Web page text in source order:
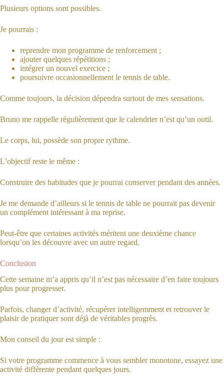
Plusieurs options sont possibles.
Je pourrais :
reprendre mon programme de renforcement ;
ajouter quelques répétitions ;
intégrer un nouvel exercice ;
poursuivre occasionnellement le tennis de table.
Comme toujours, la décision dépendra surtout de mes sensations.
Bruno me rappelle régulièrement que le calendrier n’est qu’un outil.
Le corps, lui, possède son propre rythme.
L’objectif reste le même :
Construire des habitudes que je pourrai conserver pendant des années.
Je me demande d’ailleurs si le tennis de table ne pourrait pas devenir
un complément intéressant à ma reprise.
Peut-être que certaines activités méritent une deuxième chance
lorsqu’on les découvre avec un autre regard.
Conclusion
Cette semaine m’a appris qu’il n’est pas nécessaire d’en faire toujours
plus pour progresser.
Parfois, changer d’activité, récupérer intelligemment et retrouver le
plaisir de pratiquer sont déjà de véritables progrès.
Mon conseil du jour est simple :
Si votre programme commence à vous sembler monotone, essayez une
activité différente pendant quelques jours.